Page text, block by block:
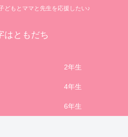
どもとママと先生を応援したい♪
はともだち
2年生
4年生
6年生